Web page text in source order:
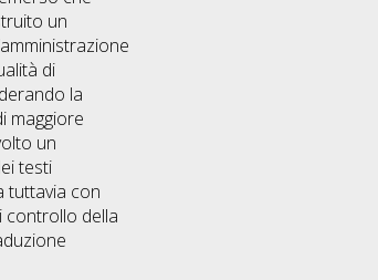
un
di
la
maggiore
un
testi
tuttavia con
controllo della